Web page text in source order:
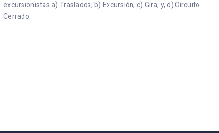
excursionistas a) Traslados; b) Excursión; c) Gira; y, d) Circuito
Cerrado.